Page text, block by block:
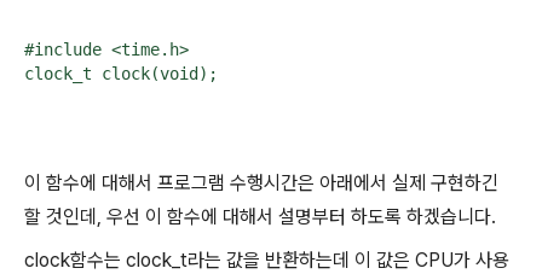
#include <time.h>
clock_t clock(void);
이 함수에 대해서 프로그램 수행시간은 아래에서 실제 구현하긴
할 것인데, 우선 이 함수에 대해서 설명부터 하도록 하겠습니다.
clock함수는 clock_t라는 값을 반환하는데 이 값은 CPU가 사용